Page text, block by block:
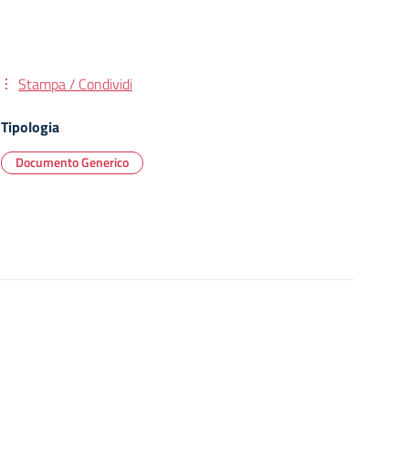
Stampa / Condividi
Tipologia
Documento Generico